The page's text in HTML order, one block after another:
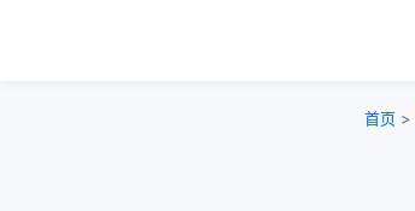
首页 >